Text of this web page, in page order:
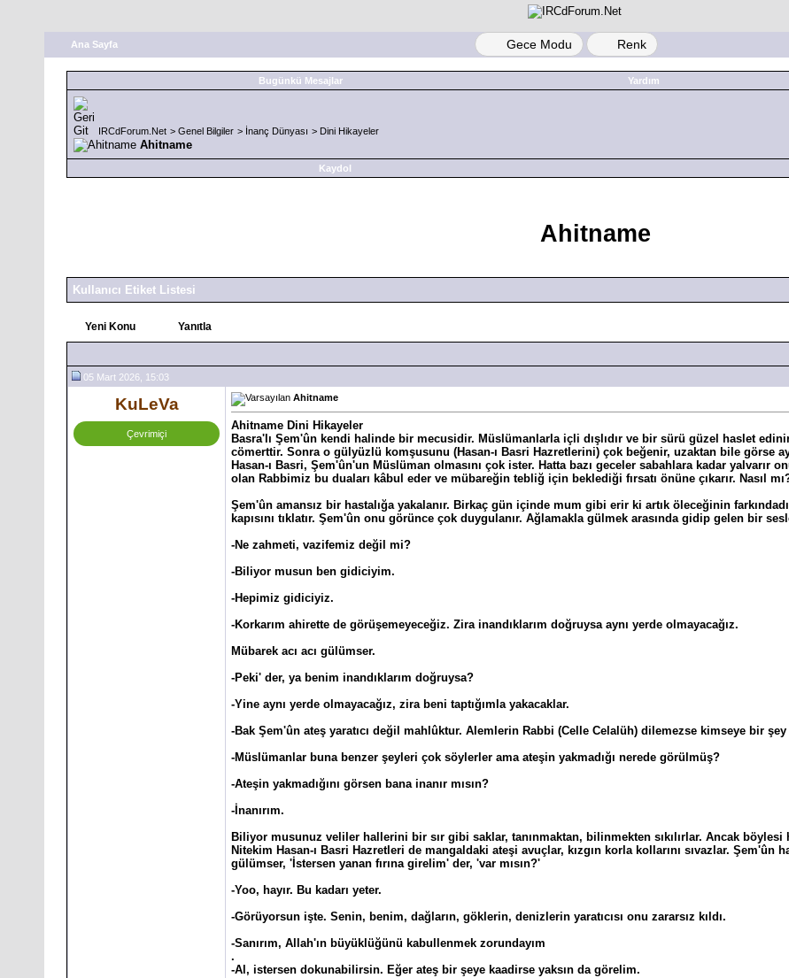
Ana Sayfa Gece Modu Renk
Bugünkü Mesajlar Yardım
IRCdForum.Net > Genel Bilgiler > İnanç Dünyası > Dini Hikayeler
Ahitname
Kaydol
Ahitname
Kullanıcı Etiket Listesi
Yeni Konu Yanıtla
05 Mart 2026, 15:03
KuLeVa
Çevrimiçi
Ahitname
Ahitname Dini Hikayeler
Basra'lı Şem'ûn kendi halinde bir mecusidir. Müslümanlarla içli dışlıdır ve bir sürü güzel haslet
cömerttir. Sonra o gülyüzlü komşusunu (Hasan-ı Basri Hazretlerini) çok beğenir, uzaktan bile görse
Hasan-ı Basri, Şem'ûn'un Müslüman olmasını çok ister. Hatta bazı geceler sabahlara kadar
olan Rabbimiz bu duaları kâbul eder ve mübareğin tebliğ için beklediği fırsatı önüne çıkarır. Nasıl
Şem'ûn amansız bir hastalığa yakalanır. Birkaç gün içinde mum gibi erir ki artık öleceğinin
kapısını tıklatır. Şem'ûn onu görünce çok duygulanır. Ağlamakla gülmek arasında gidip gelen bir
-Ne zahmeti, vazifemiz değil mi?
-Biliyor musun ben gidiciyim.
-Hepimiz gidiciyiz.
-Korkarım ahirette de görüşemeyeceğiz. Zira inandıklarım doğruysa aynı yerde olmayacağız.
Mübarek acı acı gülümser.
-Peki' der, ya benim inandıklarım doğruysa?
-Yine aynı yerde olmayacağız, zira beni taptığımla yakacaklar.
-Bak Şem'ûn ateş yaratıcı değil mahlûktur. Alemlerin Rabbi (Celle Celalüh) dilemezse kimseye bir şey
-Müslümanlar buna benzer şeyleri çok söylerler ama ateşin yakmadığı nerede görülmüş?
-Ateşin yakmadığını görsen bana inanır mısın?
-İnanırım.
Biliyor musunuz veliler hallerini bir sır gibi saklar, tanınmaktan, bilinmekten sıkılırlar. Ancak
Nitekim Hasan-ı Basri Hazretleri de mangaldaki ateşi avuçlar, kızgın korla kollarını sıvazlar.
gülümser, 'İstersen yanan fırına girelim' der, 'var mısın?'
-Yoo, hayır. Bu kadarı yeter.
-Görüyorsun işte. Senin, benim, dağların, göklerin, denizlerin yaratıcısı onu zararsız kıldı.
-Sanırım, Allah'ın büyüklüğünü kabullenmek zorundayım
.
-Al, istersen dokunabilirsin. Eğer ateş bir şeye kaadirse yaksın da görelim.